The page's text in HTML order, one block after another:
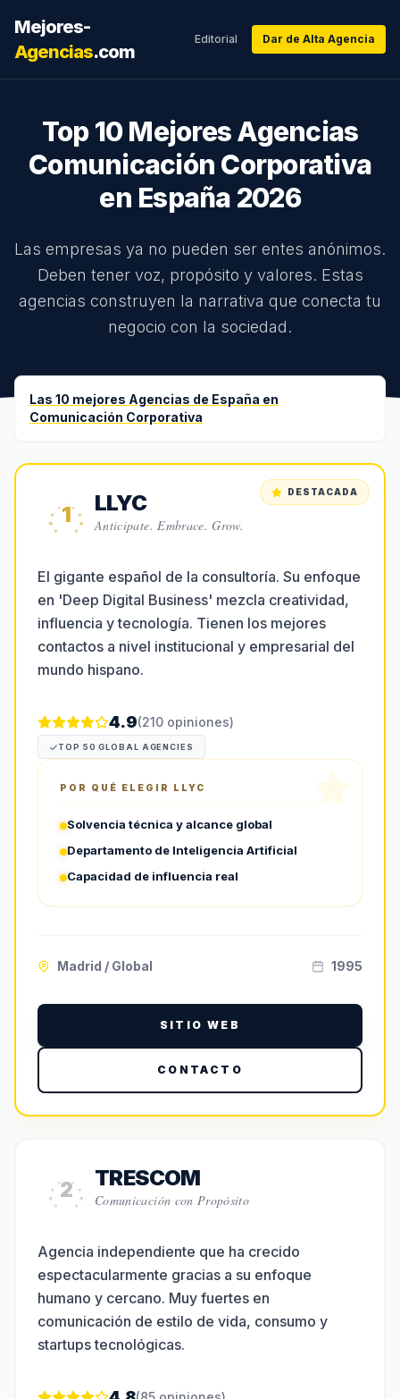
Mejores-
Agencias.com
Editorial Dar de Alta Agencia
Top 10 Mejores Agencias
Comunicación Corporativa
en España 2026
Las empresas ya no pueden ser entes anónimos.
Deben tener voz, propósito y valores. Estas
agencias construyen la narrativa que conecta tu
negocio con la sociedad.
Las 10 mejores Agencias de España en
Comunicación Corporativa
DESTACADA
1 LLYC
Anticipate. Embrace. Grow.
El gigante español de la consultoría. Su enfoque
en 'Deep Digital Business' mezcla creatividad,
influencia y tecnología. Tienen los mejores
contactos a nivel institucional y empresarial del
mundo hispano.
4.9(210 opiniones)
TOP 50 GLOBAL AGENCIES
POR QUÉ ELEGIR LLYC
Solvencia técnica y alcance global
Departamento de Inteligencia Artificial
Capacidad de influencia real
Madrid / Global 1995
SITIO WEB
CONTACTO
2 TRESCOM
Comunicación con Propósito
Agencia independiente que ha crecido
espectacularmente gracias a su enfoque
humano y cercano. Muy fuertes en
comunicación de estilo de vida, consumo y
startups tecnológicas.